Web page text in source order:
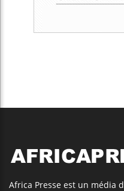
Africa Presse est un média